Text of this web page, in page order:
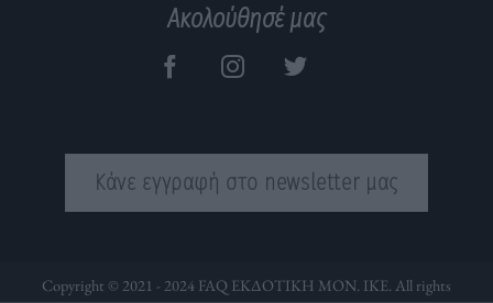
Ακολούθησέ μας
Κάνε εγγραφή στο newsletter μας
Copyright © 2021 - 2024 FAQ ΕΚΔΟΤΙΚΗ ΜΟΝ. ΙΚΕ. All rights